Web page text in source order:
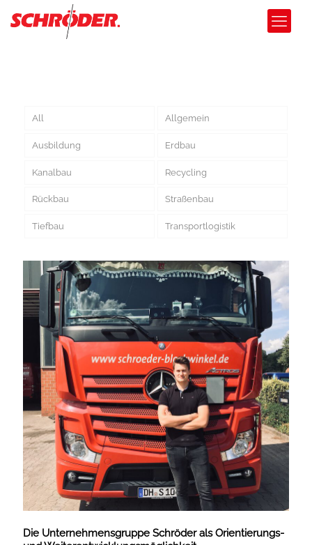
All Allgemein
Ausbildung Erdbau
Kanalbau Recycling
Rückbau Straßenbau
Tiefbau Transportlogistik
Die Unternehmensgruppe Schröder als Orientierungs-